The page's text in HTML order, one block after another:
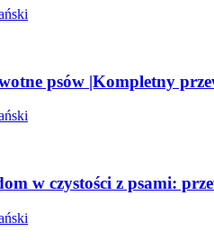
psów |Kompletny
w czystości z psami: